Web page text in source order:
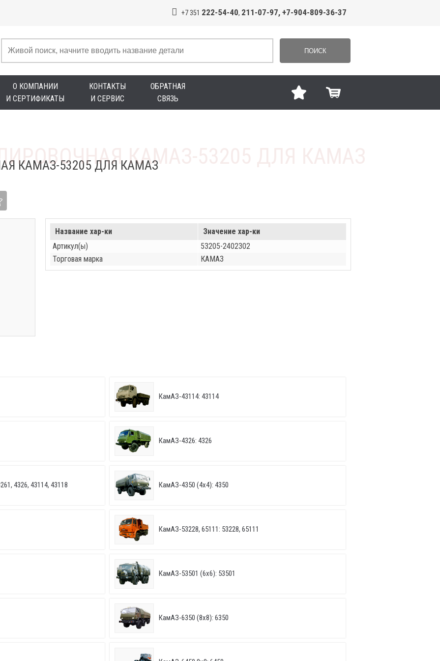
+7 351 222-54-40, 211-07-97, +7-904-809-36-37
ПОИСК
О КОМПАНИИ
И СЕРТИФИКАТЫ
КОНТАКТЫ
И СЕРВИС
ОБРАТНАЯ
СВЯЗЬ
КАМАЗ-53205 ДЛЯ КАМАЗ
Название хар-ки
Значение хар-ки
Артикул(ы)
53205-2402302
Торговая марка
КАМАЗ
КамАЗ-43114: 43114
КамАЗ-4326: 4326
4326, 43114, 43118 КамАЗ-4350 (4х4): 4350
КамАЗ-53228, 65111: 53228, 65111
КамАЗ-53501 (6х6): 53501
КамАЗ-6350 (8х8): 6350